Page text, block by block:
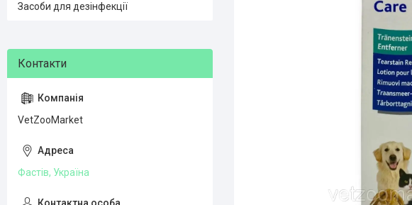
Засоби для дезінфекції
VetZooMarket
Фастів, Україна